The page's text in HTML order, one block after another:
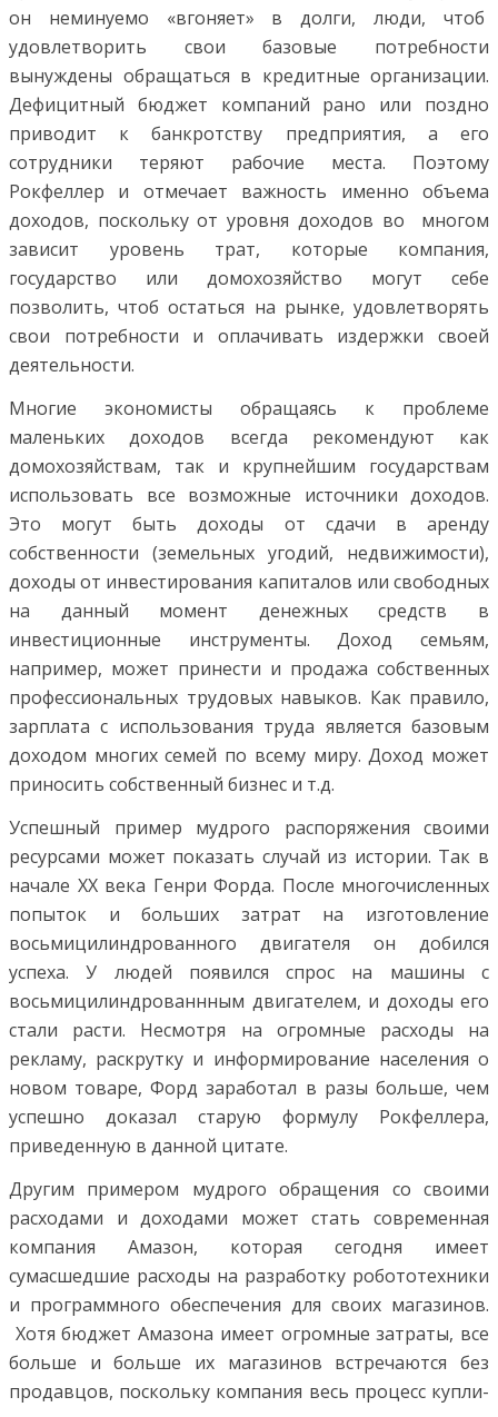
он неминуемо «вгоняет» в долги, люди, чтоб
удовлетворить свои базовые потребности
вынуждены обращаться в кредитные организации.
Дефицитный бюджет компаний рано или поздно
приводит к банкротству предприятия, а его
сотрудники теряют рабочие места. Поэтому
Рокфеллер и отмечает важность именно объема
доходов, поскольку от уровня доходов во многом
зависит уровень трат, которые компания,
государство или домохозяйство могут себе
позволить, чтоб остаться на рынке, удовлетворять
свои потребности и оплачивать издержки своей
деятельности.
Многие экономисты обращаясь к проблеме
маленьких доходов всегда рекомендуют как
домохозяйствам, так и крупнейшим государствам
использовать все возможные источники доходов.
Это могут быть доходы от сдачи в аренду
собственности (земельных угодий, недвижимости),
доходы от инвестирования капиталов или свободных
на данный момент денежных средств в
инвестиционные инструменты. Доход семьям,
например, может принести и продажа собственных
профессиональных трудовых навыков. Как правило,
зарплата с использования труда является базовым
доходом многих семей по всему миру. Доход может
приносить собственный бизнес и т.д.
Успешный пример мудрого распоряжения своими
ресурсами может показать случай из истории. Так в
начале ХХ века Генри Форда. После многочисленных
попыток и больших затрат на изготовление
восьмицилиндрованного двигателя он добился
успеха. У людей появился спрос на машины с
восьмицилиндрованнным двигателем, и доходы его
стали расти. Несмотря на огромные расходы на
рекламу, раскрутку и информирование населения о
новом товаре, Форд заработал в разы больше, чем
успешно доказал старую формулу Рокфеллера,
приведенную в данной цитате.
Другим примером мудрого обращения со своими
расходами и доходами может стать современная
компания Амазон, которая сегодня имеет
сумасшедшие расходы на разработку робототехники
и программного обеспечения для своих магазинов.
Хотя бюджет Амазона имеет огромные затраты, все
больше и больше их магазинов встречаются без
продавцов, поскольку компания весь процесс купли-